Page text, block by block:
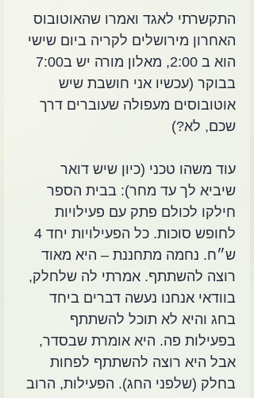
התקשרתי לאגד ואמרו שהאוטובוס
האחרון מירושלים לקריה ביום שישי
בבוקר (עכשיו אני חושבת שיש
אוטובוסים מעפולה שעוברים דרך
שכם, לא?)
עוד משהו טכני (כיון שיש דואר
שיביא לך עד מחר): בבית הספר
חילקו לכולם פתק עם פעילויות
ש״ח. נחמה מתחננת – היא מאוד
רוצה להשתתף. אמרתי לה שלחלק,
בוודאי אנחנו נעשה דברים ביחד
בחג והיא לא תוכל להשתתף
בפעילות פה. היא אומרת שבסדר,
אבל היא רוצה להשתתף לפחות
בחלק (שלפני החג). הפעילות, הרוב